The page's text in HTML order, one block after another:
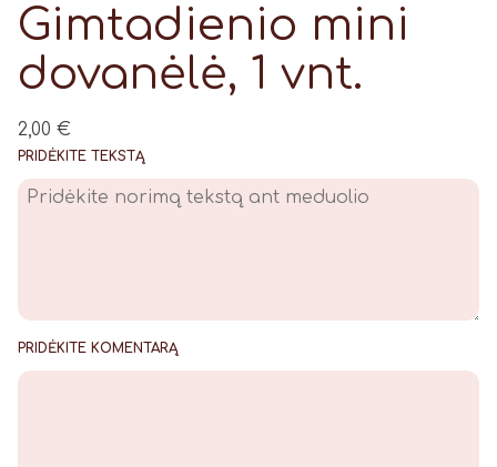
Gimtadienio mini
dovanėlė, 1 vnt.
2,00 €
PRIDĖKITE TEKSTĄ
PRIDĖKITE KOMENTARĄ